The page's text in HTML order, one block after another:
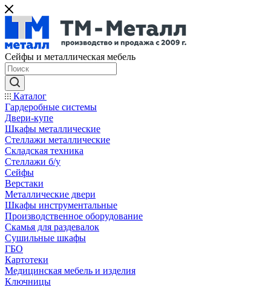
Сейфы и металлическая мебель
Каталог
Гардеробные системы
Двери-купе
Шкафы металлические
Стеллажи металлические
Складская техника
Стеллажи б/у
Сейфы
Верстаки
Металлические двери
Шкафы инструментальные
Производственное оборудование
Скамья для раздевалок
Сушильные шкафы
ГБО
Картотеки
Медицинская мебель и изделия
Ключницы